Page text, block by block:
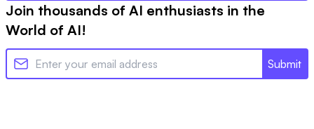
Join thousands of AI enthusiasts in the
World of AI!
Submit